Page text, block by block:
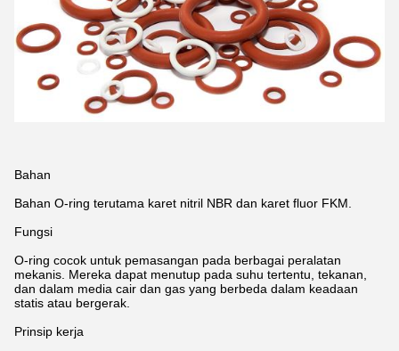
Bahan
Bahan O-ring terutama karet nitril NBR dan karet fluor FKM.
Fungsi
O-ring cocok untuk pemasangan pada berbagai peralatan
mekanis. Mereka dapat menutup pada suhu tertentu, tekanan,
dan dalam media cair dan gas yang berbeda dalam keadaan
statis atau bergerak.
Prinsip kerja